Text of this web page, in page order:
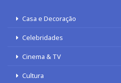
Casa e Decoração
Celebridades
Cinema & TV
Cultura